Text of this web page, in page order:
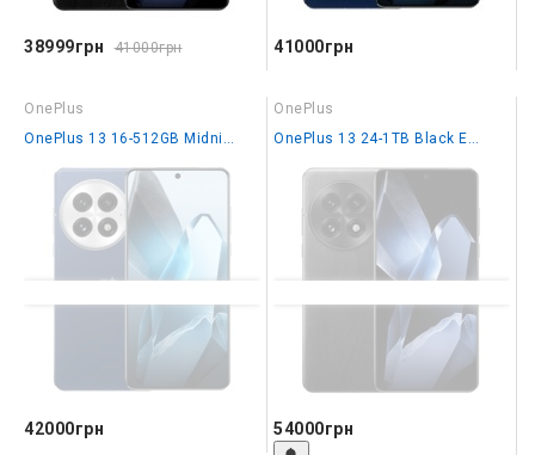
38999грн 41000грн 41000грн
OnePlus
OnePlus 13 16-512GB Midnight Ocean IN
42000грн
OnePlus
OnePlus 13 24-1TB Black Eclipce IN
54000грн